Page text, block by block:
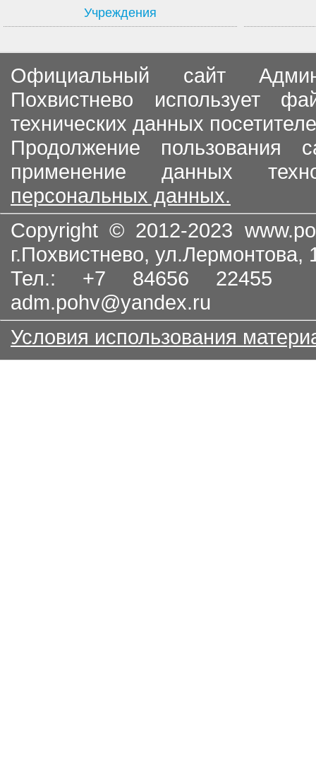
Учреждения
Официальный сайт
Похвистнево использует
технических данных
Продолжение пользования
применение данных
персональных данных.
Copyright © 2012-2023
г.Похвистнево, ул.Лермонтова,
Тел.: +7 84656
adm.pohv@yandex.ru
Условия использования